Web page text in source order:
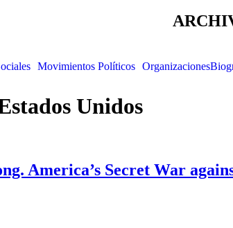
Movimientos Políticos Organizaciones
Unidos
America’s Secret War